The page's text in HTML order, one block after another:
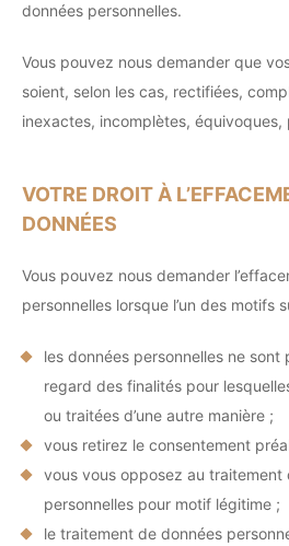
données personnelles.
Vous pouvez nous demander que
soient, selon les cas, rectifiées,
inexactes, incomplètes, équivoques,
VOTRE DROIT À
DONNÉES
Vous pouvez nous demander
personnelles lorsque l’un des motifs
les données personnelles ne sont
regard des finalités pour
ou traitées d’une autre manière ;
vous retirez le consentement
vous vous opposez au traitement
personnelles pour motif légitime ;
le traitement de données